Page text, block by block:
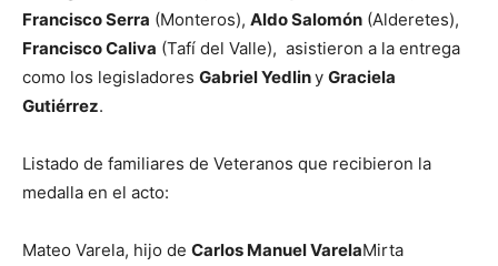
Francisco Serra (Monteros), Aldo Salomón (Alderetes),
Francisco Caliva (Tafí del Valle), asistieron a la entrega
como los legisladores Gabriel Yedliny Graciela
Gutiérrez.
Listado de familiares de Veteranos que recibieron la
medalla en el acto:
Mateo Varela, hijo de Carlos Manuel VarelaMirta